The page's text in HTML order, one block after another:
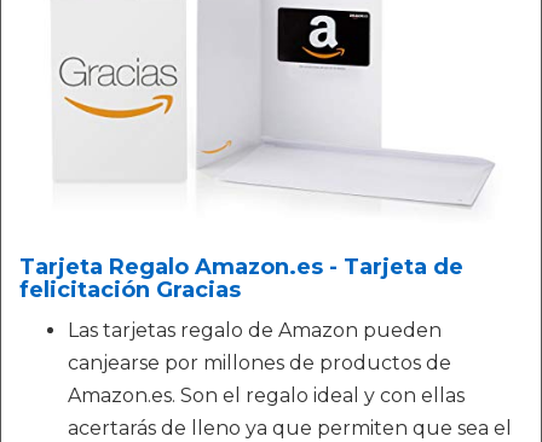
Tarjeta Regalo Amazon.es - Tarjeta de
felicitación Gracias
Las tarjetas regalo de Amazon pueden
canjearse por millones de productos de
Amazon.es. Son el regalo ideal y con ellas
acertarás de lleno ya que permiten que sea el